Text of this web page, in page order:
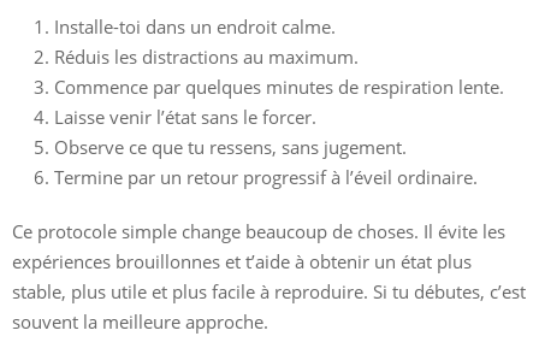
Installe-toi dans un endroit calme.
Réduis les distractions au maximum.
Commence par quelques minutes de respiration lente.
Laisse venir l’état sans le forcer.
Observe ce que tu ressens, sans jugement.
Termine par un retour progressif à l’éveil ordinaire.
Ce protocole simple change beaucoup de choses. Il évite les
expériences brouillonnes et t’aide à obtenir un état plus
stable, plus utile et plus facile à reproduire. Si tu débutes, c’est
souvent la meilleure approche.